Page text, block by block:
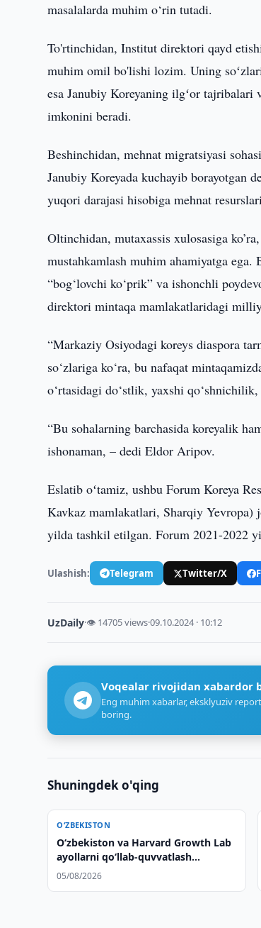
masalalarda muhim o‘rin tutadi.
To'rtinchidan, Institut direktori qayd
muhim omil bo'lishi lozim. Uning
esa Janubiy Koreyaning ilgʻor tajribalari
imkonini beradi.
Beshinchidan, mehnat migratsiyasi
Janubiy Koreyada kuchayib borayotgan
yuqori darajasi hisobiga mehnat
Oltinchidan, mutaxassis xulosasiga
mustahkamlash muhim ahamiyatga
“bog‘lovchi ko‘prik” va ishonchli
direktori mintaqa mamlakatlaridagi
“Markaziy Osiyodagi koreys diaspora
so‘zlariga ko‘ra, bu nafaqat
o‘rtasidagi do‘stlik, yaxshi
“Bu sohalarning barchasida koreyalik
ishonaman, – dedi Eldor Aripov.
Eslatib oʻtamiz, ushbu Forum Koreya
Kavkaz mamlakatlari, Sharqiy Yevropa)
yilda tashkil etilgan. Forum 2021-2022
Ulashish: Telegram Twitter/X
UzDaily·👁 14705 views·09.10.2024 · 10:12
Voqealar rivojidan xabardor
Eng muhim xabarlar, eksklyuziv
boring.
Shuningdek o'qing
O‘ZBEKISTON
Oʻzbekiston va Harvard Growth Lab
ayollarni qoʻllab-quvvatlash
masalalarini muhokama qilishdi
05/08/2026